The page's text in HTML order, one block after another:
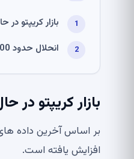
بازار کریپتو
انحلال حدود 200 میلیون دلار
بازار کریپتو در
افزایش یافته است.